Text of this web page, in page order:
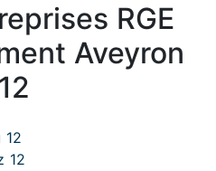
RGE
Aveyron
12
12
12